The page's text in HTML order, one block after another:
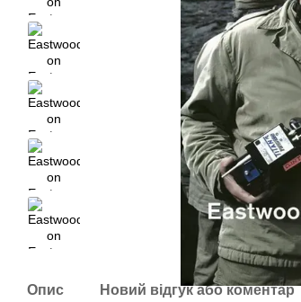
Опис Новий відгук або коментар